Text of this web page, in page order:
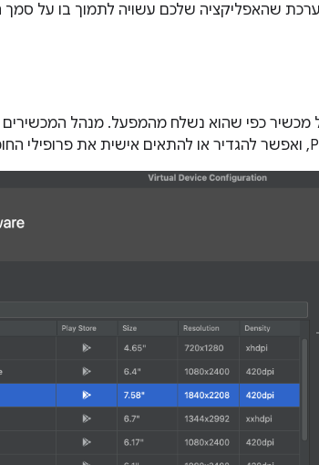
מכשיר כפי שהוא נשלח מהמפעל. מנהל המכשירים